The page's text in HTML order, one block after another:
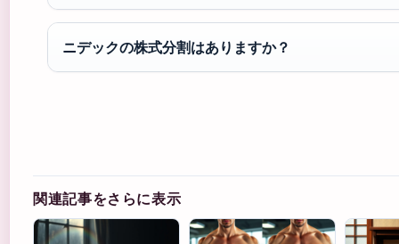
ニデックの株式分割はありますか？
関連記事をさらに表示